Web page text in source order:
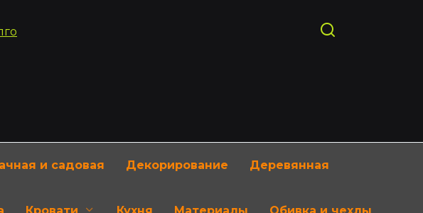
и садовая Декорирование Деревянная